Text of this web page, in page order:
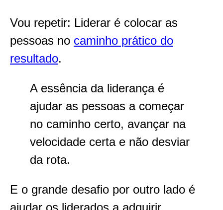
Vou repetir: Liderar é colocar as
pessoas no caminho prático do
resultado.
A essência da liderança é
ajudar as pessoas a começar
no caminho certo, avançar na
velocidade certa e não desviar
da rota.
E o grande desafio por outro lado é
ajudar os liderados a adquirir